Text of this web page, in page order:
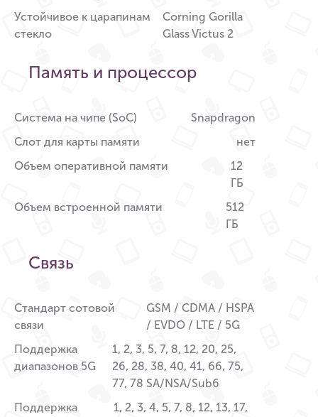
Устойчивое к царапинам
стекло
Corning Gorilla
Glass Victus 2
Память и процессор
Система на чипе (SoC)
Snapdragon
Слот для карты памяти
нет
Объем оперативной памяти
12
ГБ
Объем встроенной памяти
512
ГБ
Связь
Стандарт сотовой
связи
GSM / CDMA / HSPA
/ EVDO / LTE / 5G
Поддержка
диапазонов 5G
1, 2, 3, 5, 7, 8, 12, 20, 25,
26, 28, 38, 40, 41, 66, 75,
77, 78 SA/NSA/Sub6
Поддержка
1, 2, 3, 4, 5, 7, 8, 12, 13, 17,